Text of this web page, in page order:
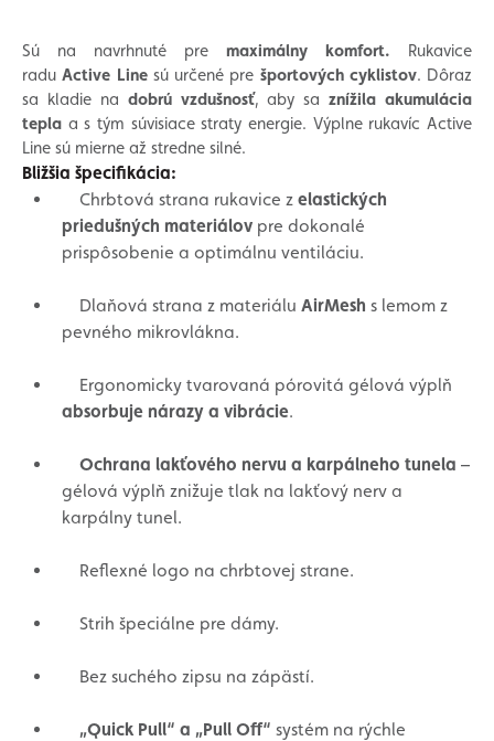
Sú na navrhnuté pre maximálny komfort. Rukavice
raduActive Linesú určené pre športových cyklistov. Dôraz
sa kladie na dobrú vzdušnosť, aby saznížila akumulácia
tepla a s tým súvisiace straty energie. Výplne rukavíc Active
Line sú mierne až stredne silné.
Bližšia špecifikácia:
Chrbtová strana rukavice z elastických
priedušných materiálov pre dokonalé
prispôsobenie a optimálnu ventiláciu.
Dlaňová strana z materiálu AirMesh s lemom z
pevného mikrovlákna.
Ergonomicky tvarovaná pórovitá gélová výplň
absorbuje nárazy a vibrácie.
Ochrana lakťového nervu a karpálneho tunela –
gélová výplň znižuje tlak na lakťový nerv a
karpálny tunel.
Reflexné logo na chrbtovej strane.
Strih špeciálne pre dámy.
Bez suchého zipsu na zápästí.
„Quick Pull“ a „Pull Off“ systém na rýchle